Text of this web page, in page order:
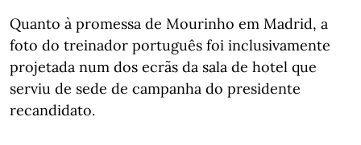
Quanto à promessa de Mourinho em Madrid, a
foto do treinador português foi inclusivamente
projetada num dos ecrãs da sala de hotel que
serviu de sede de campanha do presidente
recandidato.